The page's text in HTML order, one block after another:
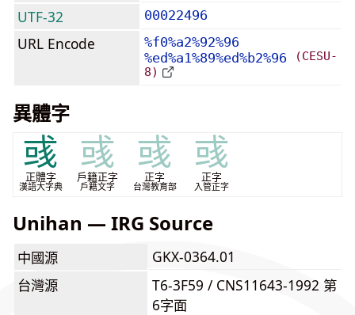
UTF-32 00022496
URL Encode
%f0%a2%92%96
%ed%a1%89%ed%b2%96
(CESU-
8)
異體字
彧
正體字
漢語大字典
彧
戶籍正字
戶籍文字
彧
正字
台灣教育部
彧
正字
入管正字
Unihan — IRG Source
中國源
GKX-0364.01
台灣源
T6-3F59 / CNS11643-1992 第
6字面